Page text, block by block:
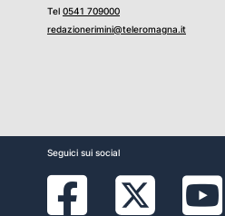
Tel 0541 709000
redazionerimini@teleromagna.it
Seguici sui social